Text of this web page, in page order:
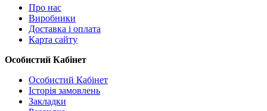
Про нас
Виробники
Доставка і оплата
Карта сайту
Особистий Кабінет
Особистий Кабінет
Історія замовлень
Закладки